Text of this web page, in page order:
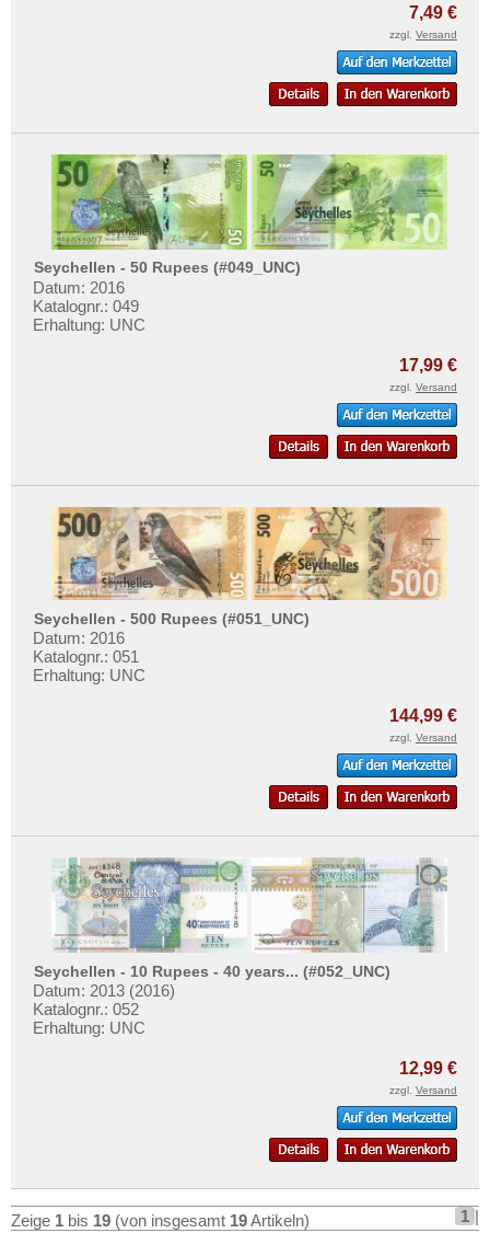
7,49 €
zzgl. Versand
Seychellen - 50 Rupees (#049_UNC)
Datum: 2016
Katalognr.: 049
Erhaltung: UNC
17,99 €
zzgl. Versand
Seychellen - 500 Rupees (#051_UNC)
Datum: 2016
Katalognr.: 051
Erhaltung: UNC
144,99 €
zzgl. Versand
Seychellen - 10 Rupees - 40 years... (#052_UNC)
Datum: 2013 (2016)
Katalognr.: 052
Erhaltung: UNC
12,99 €
zzgl. Versand
Zeige 1 bis 19 (von insgesamt 19Artikeln) 1 |